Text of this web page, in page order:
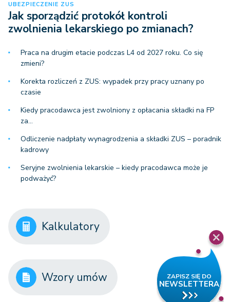
UBEZPIECZENIE ZUS
Jak sporządzić protokół kontroli
zwolnienia lekarskiego po zmianach?
Praca na drugim etacie podczas L4 od 2027 roku. Co się
zmieni?
Korekta rozliczeń z ZUS: wypadek przy pracy uznany po
czasie
Kiedy pracodawca jest zwolniony z opłacania składki na FP
za…
Odliczenie nadpłaty wynagrodzenia a składki ZUS – poradnik
kadrowy
Seryjne zwolnienia lekarskie – kiedy pracodawca może je
podważyć?
Kalkulatory
Wzory umów